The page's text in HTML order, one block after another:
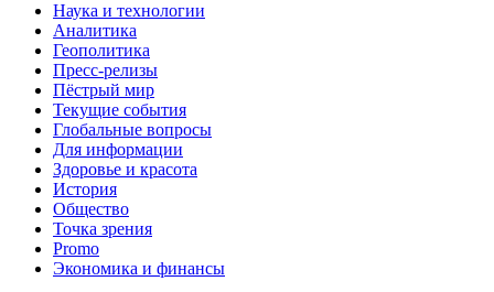
Наука и технологии
Аналитика
Геополитика
Пресс-релизы
Пёстрый мир
Текущие события
Глобальные вопросы
Для информации
Здоровье и красота
История
Общество
Точка зрения
Promo
Экономика и финансы